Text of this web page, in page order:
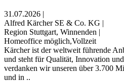
31.07.2026 |
Alfred Kärcher SE & Co. KG |
Region Stuttgart, Winnenden |
Homeoffice möglich,Vollzeit
Kärcher ist der weltweit führende
und steht für Qualität, Innovation
verdanken wir unseren über 3.700
und in ..